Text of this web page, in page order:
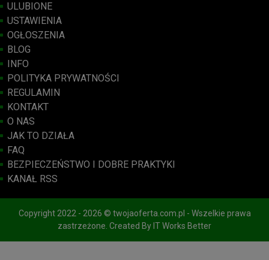
ULUBIONE
USTAWIENIA
OGŁOSZENIA
BLOG
INFO
POLITYKA PRYWATNOŚCI
REGULAMIN
KONTAKT
O NAS
JAK TO DZIAŁA
FAQ
BEZPIECZEŃSTWO I DOBRE PRAKTYKI
KANAŁ RSS
Copyright 2022 - 2026 © twojaoferta.com.pl - Wszelkie prawa
zastrzeżone. Created By IT Works Better